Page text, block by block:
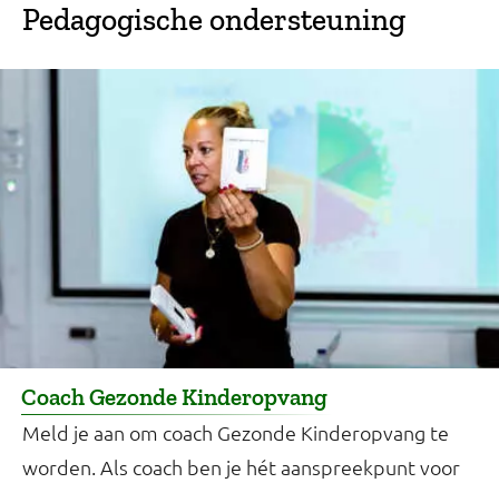
Pedagogische ondersteuning
Coach Gezonde Kinderopvang
Meld je aan om coach Gezonde Kinderopvang te
worden. Als coach ben je hét aanspreekpunt voor